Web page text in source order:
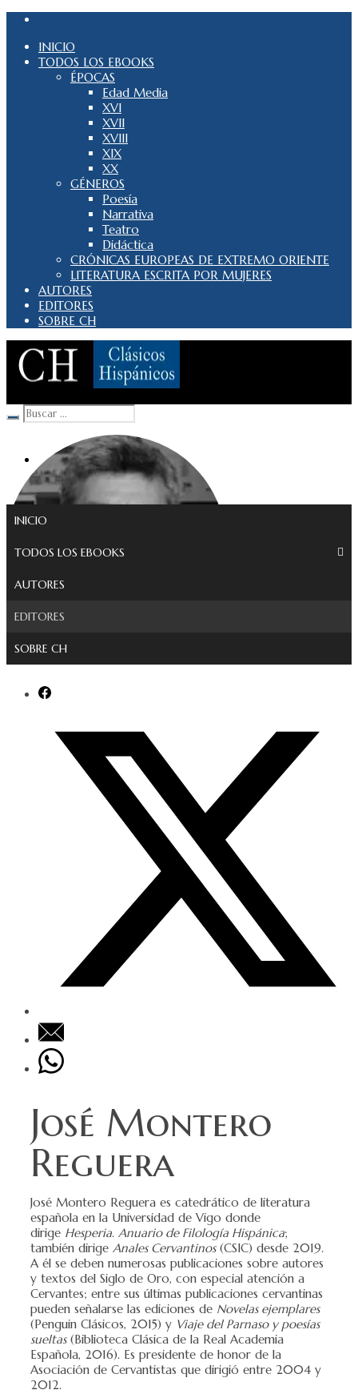
INICIO
TODOS LOS EBOOKS
ÉPOCAS
Edad Media
XVI
XVII
XVIII
XIX
XX
GÉNEROS
Poesía
Narrativa
Teatro
Didáctica
CRÓNICAS EUROPEAS DE EXTREMO ORIENTE
LITERATURA ESCRITA POR MUJERES
AUTORES
EDITORES
SOBRE CH
INICIO
TODOS LOS EBOOKS
AUTORES
EDITORES
SOBRE CH
José Montero
Reguera
José Montero Reguera es catedrático de literatura
española en la Universidad de Vigo donde
dirige Hesperia. Anuario de Filología Hispánica;
también dirige Anales Cervantinos(CSIC) desde 2019.
A él se deben numerosas publicaciones sobre autores
y textos del Siglo de Oro, con especial atención a
Cervantes; entre sus últimas publicaciones cervantinas
pueden señalarse las ediciones de Novelas ejemplares
(Penguin Clásicos, 2015) y Viaje del Parnaso y poesías
sueltas(Biblioteca Clásica de la Real Academia
Española, 2016). Es presidente de honor de la
Asociación de Cervantistas que dirigió entre 2004 y
2012.